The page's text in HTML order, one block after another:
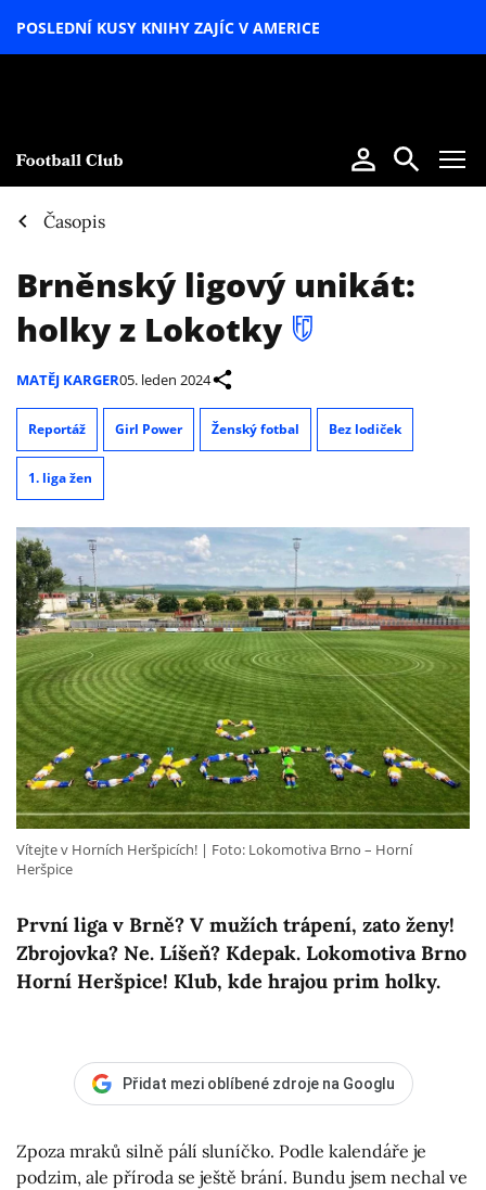
POSLEDNÍ KUSY KNIHY ZAJÍC V AMERICE
Časopis
Brněnský ligový unikát:
holky z Lokotky
MATĚJ KARGER05. leden 2024
Reportáž Girl Power Ženský fotbal Bez lodiček
1. liga žen
První liga v Brně? V mužích trápení, zato ženy!
Zbrojovka? Ne. Líšeň? Kdepak. Lokomotiva Brno
Horní Heršpice! Klub, kde hrajou prim holky.
Vítejte v Horních Heršpicích!
Foto: Lokomotiva Brno – Horní
Heršpice
Přidat mezi oblíbené zdroje na Googlu
Zpoza mraků silně pálí sluníčko. Podle kalendáře je
podzim, ale příroda se ještě brání. Bundu jsem nechal ve